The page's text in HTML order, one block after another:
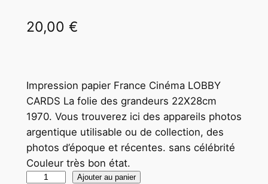
20,00 €
Impression papier France Cinéma LOBBY
CARDS La folie des grandeurs 22X28cm
1970. Vous trouverez ici des appareils photos
argentique utilisable ou de collection, des
photos d’époque et récentes. sans célébrité
Couleur très bon état.
Ajouter au panier